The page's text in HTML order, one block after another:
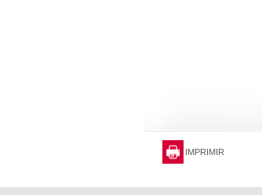
IMPRIMIR